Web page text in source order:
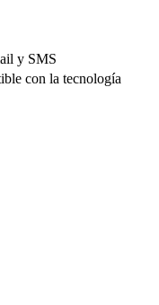
y SMS
con la tecnología